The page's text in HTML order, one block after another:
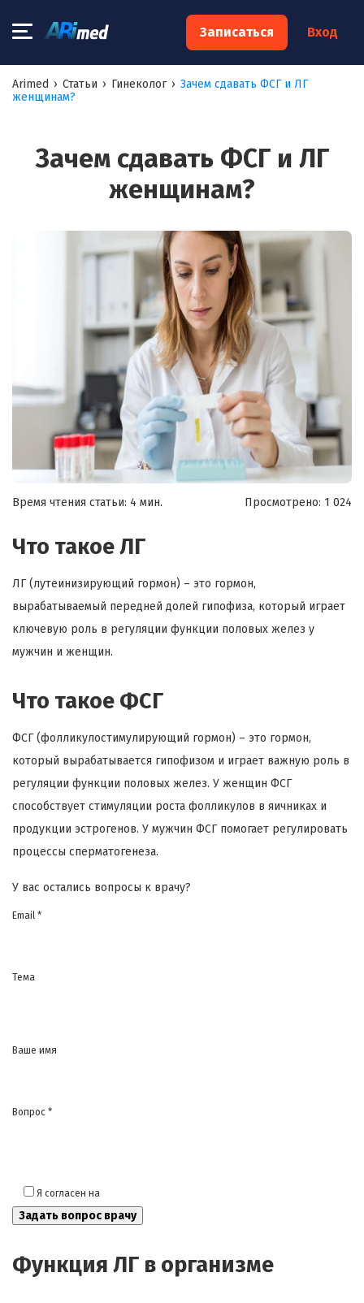
Записаться Вход
Arimed › Статьи › Гинеколог › Зачем сдавать ФСГ и ЛГ
женщинам?
Зачем сдавать ФСГ и ЛГ
женщинам?
Время чтения статьи: 4 мин. Просмотрено: 1 024
Что такое ЛГ
ЛГ (лутеинизирующий гормон) – это гормон,
вырабатываемый передней долей гипофиза, который играет
ключевую роль в регуляции функции половых желез у
мужчин и женщин.
Что такое ФСГ
ФСГ (фолликулостимулирующий гормон) – это гормон,
который вырабатывается гипофизом и играет важную роль в
регуляции функции половых желез. У женщин ФСГ
способствует стимуляции роста фолликулов в яичниках и
продукции эстрогенов. У мужчин ФСГ помогает регулировать
процессы сперматогенеза.
У вас остались вопросы к врачу?
Email *
Тема
Ваше имя
Вопрос *
Я согласен на
Функция ЛГ в организме
×
Запишитесь на консультацию к
Ваш e-mail:*
Я согласен наобработку моих персональных данных